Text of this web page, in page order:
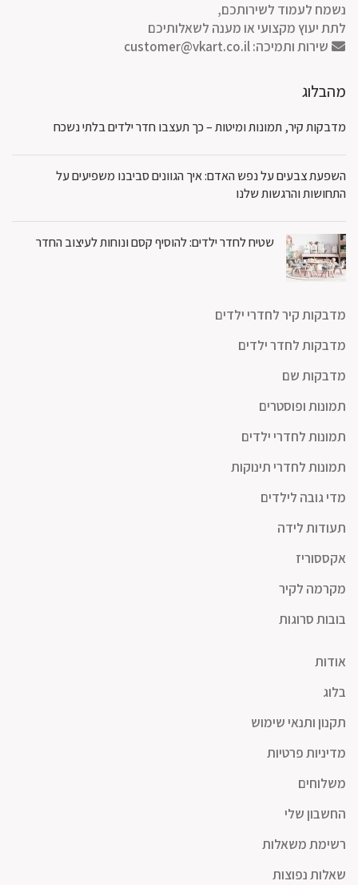
נשמח לעמוד לשירותכם,
לתת יעוץ מקצועי או מענה לשאלותיכם
שירות ותמיכה:customer@vkart.co.il
מהבלוג
מדבקות קיר, תמונות ומיטות – כך תעצבו חדר ילדים בלתי נשכח
השפעת צבעים על נפש האדם: איך הגוונים סביבנו משפיעים על
התחושות והרגשות שלנו
שטיח לחדר ילדים: להוסיף קסם ונוחות לעיצוב החדר
מדבקות קיר לחדרי ילדים
מדבקות לחדר ילדים
מדבקות שם
תמונות ופוסטרים
תמונות לחדרי ילדים
תמונות לחדרי תינוקות
מדי גובה לילדים
תעודות לידה
אקססוריז
מקרמה לקיר
בובות סרוגות
אודות
בלוג
תקנון ותנאי שימוש
מדיניות פרטיות
משלוחים
החשבון שלי
רשימת משאלות
שאלות נפוצות